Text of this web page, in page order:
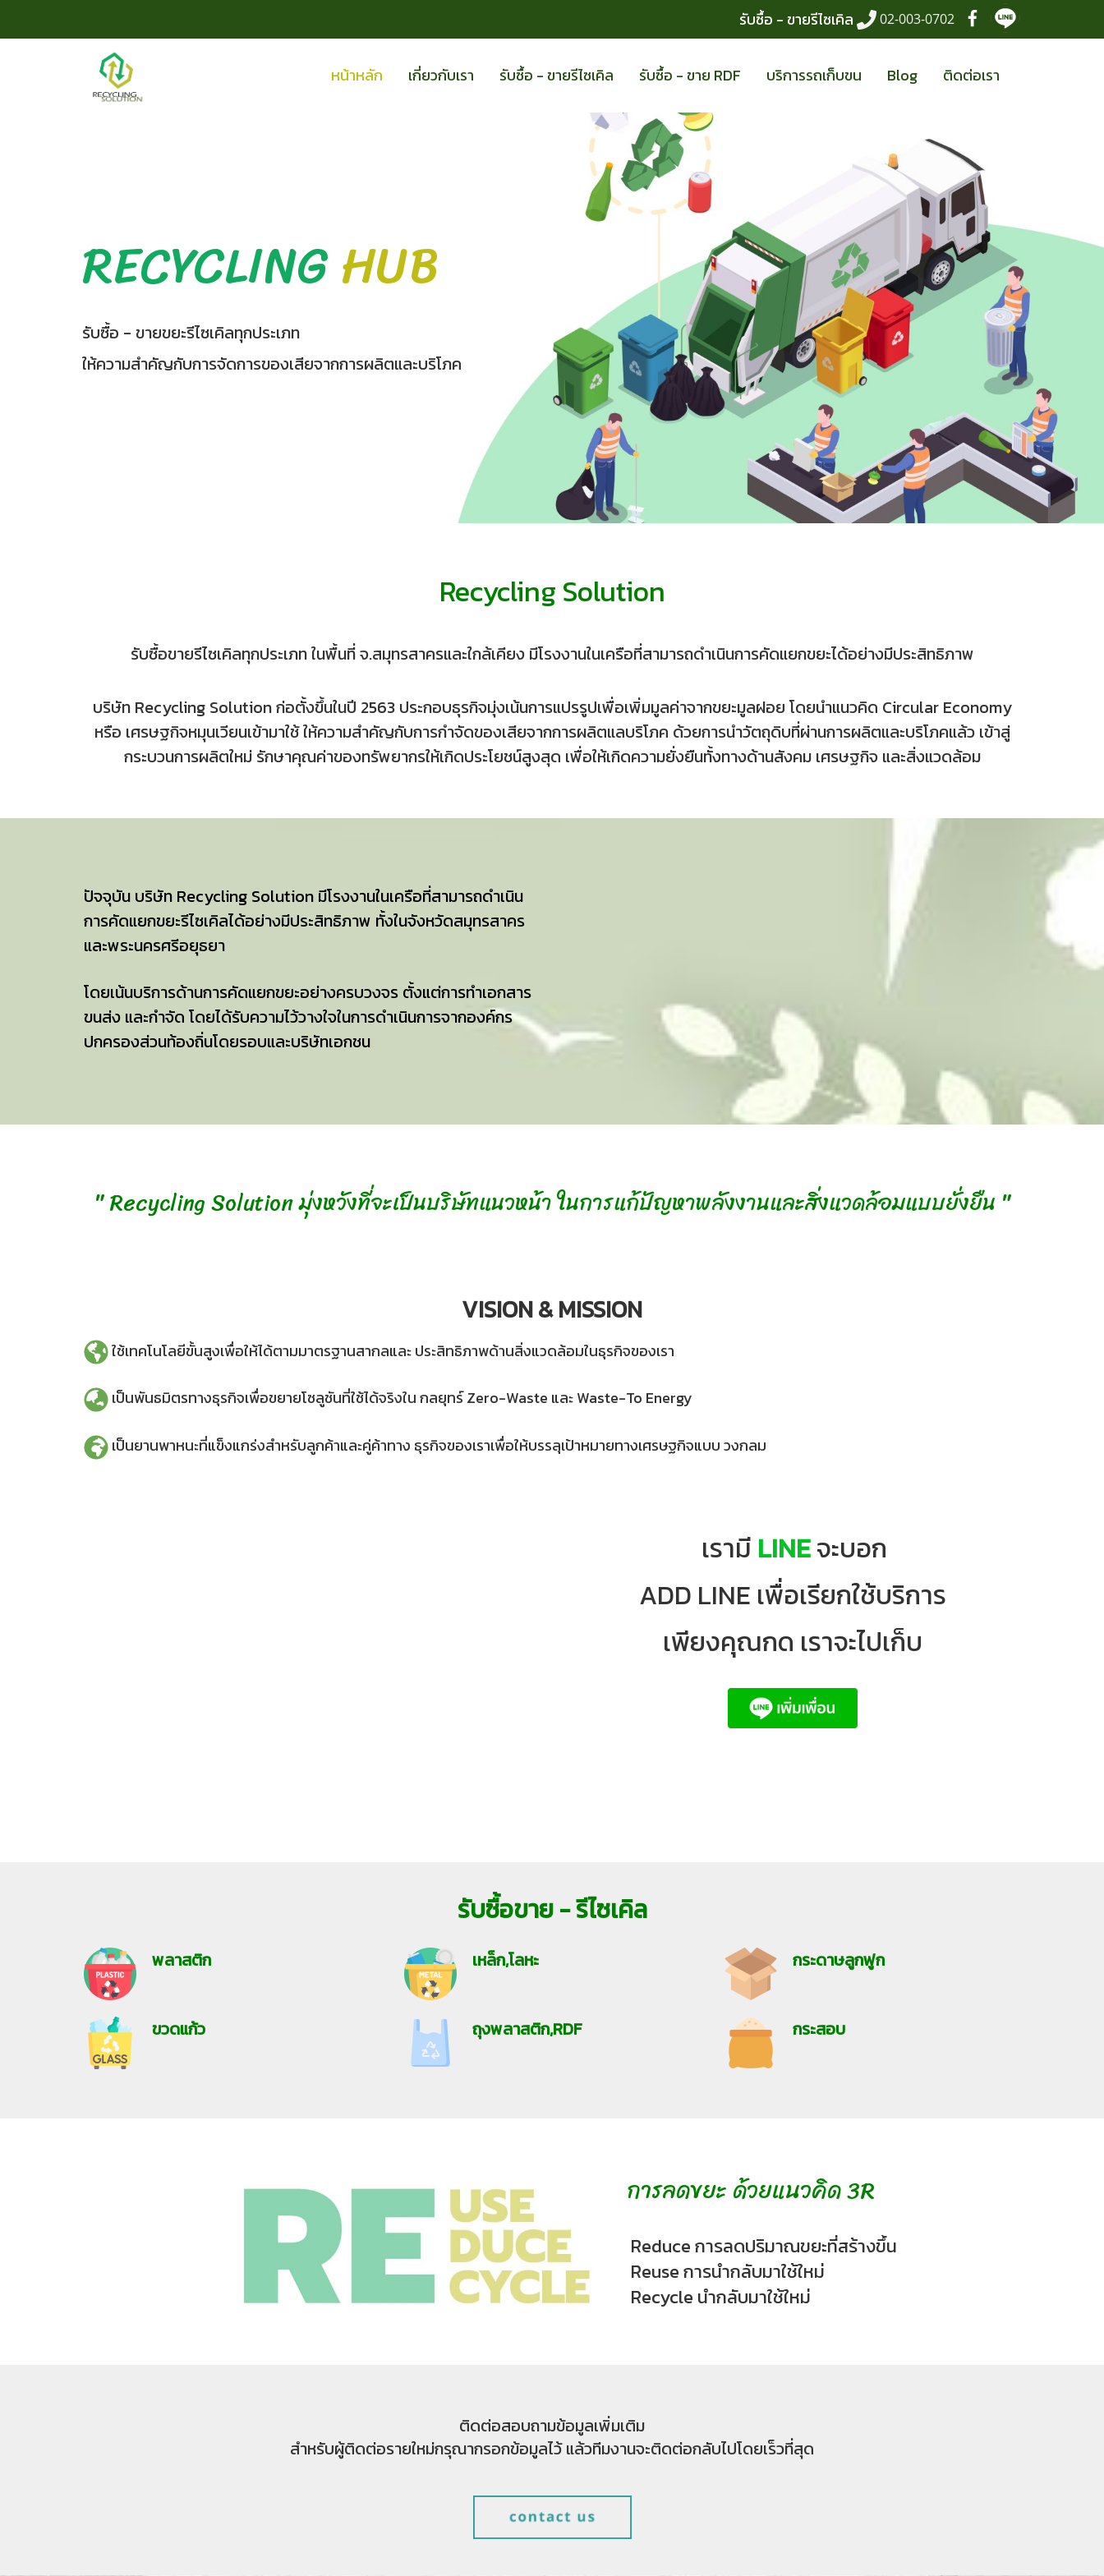
รับซื้อ - ขายรีไซเคิล 02-003-0702
หน้าหลัก เกี่ยวกับเรา รับซื้อ - ขายรีไซเคิล รับซื้อ - ขาย RDF บริการรถเก็บขน Blog ติดต่อเรา
ลดการใช้
นำกลับมาใช้ใหม่
Recycling Solution
รับซื้อขายรีไซเคิลทุกประเภท ในพื้นที่ จ.สมุทรสาครและใกล้เคียง มีโรงงานในเครือที่สามารถดำเนินการคัดแยกขยะได้อย่างมีประสิทธิภาพ
บริษัท Recycling Solution ก่อตั้งขึ้นในปี 2563 ประกอบธุรกิจมุ่งเน้นการแปรรูปเพื่อเพิ่มมูลค่าจากขยะมูลฝอย โดยนำแนวคิด Circular Economy
หรือ เศรษฐกิจหมุนเวียนเข้ามาใช้ ให้ความสำคัญกับการกำจัดของเสียจากการผลิตแลบริโภค ด้วยการนำวัตถุดิบที่ผ่านการผลิตและบริโภคแล้ว เข้าสู่
กระบวนการผลิตใหม่ รักษาคุณค่าของทรัพยากรให้เกิดประโยชน์สูงสุด เพื่อให้เกิดความยั่งยืนทั้งทางด้านสังคม เศรษฐกิจ และสิ่งแวดล้อม
ปัจจุบัน บริษัท Recycling Solution มีโรงงานในเครือที่สามารถดำเนิน
การคัดแยกขยะรีไซเคิลได้อย่างมีประสิทธิภาพ ทั้งในจังหวัดสมุทรสาคร
และพระนครศรีอยุธยา
โดยเน้นบริการด้านการคัดแยกขยะอย่างครบวงจร ตั้งแต่การทำเอกสาร
ขนส่ง และกำจัด โดยได้รับความไว้วางใจในการดำเนินการจากองค์กร
ปกครองส่วนท้องถิ่นโดยรอบและบริษัทเอกชน
" Recycling Solution มุ่งหวังที่จะเป็นบริษัทแนวหน้า ในการแก้ปัญหาพลังงานและสิ่งแวดล้อมแบบยั่งยืน "
VISION & MISSION
ใช้เทคโนโลยีขั้นสูงเพื่อให้ได้ตามมาตรฐานสากลและ ประสิทธิภาพด้านสิ่งแวดล้อมในธุรกิจของเรา
เป็นพันธมิตรทางธุรกิจเพื่อขยายโซลูชันที่ใช้ได้จริงใน กลยุทร์ Zero-Waste และ Waste-To Energy
เป็นยานพาหนะที่แข็งแกร่งสำหรับลูกค้าและคู่ค้าทาง ธุรกิจของเราเพื่อให้บรรลุเป้าหมายทางเศรษฐกิจแบบ วงกลม
เรามี LINEจะบอก
ADD LINE เพื่อเรียกใช้บริการ
เพียงคุณกด เราจะไปเก็บ
รับซื้อขาย - รีไซเคิล
พลาสติก เหล็ก,โลหะ กระดาษลูกฟูก
ขวดแก้ว ถุงพลาสติก,RDF กระสอบ
การลดขยะ ด้วยแนวคิด 3R
Reduce การลดปริมาณขยะที่สร้างขึ้น
Reuse การนำกลับมาใช้ใหม่
Recycle นำกลับมาใช้ใหม่
ติดต่อสอบถามข้อมูลเพิ่มเติม
สำหรับผู้ติดต่อรายใหม่กรุณากรอกข้อมูลไว้ แล้วทีมงานจะติดต่อกลับไปโดยเร็วที่สุด